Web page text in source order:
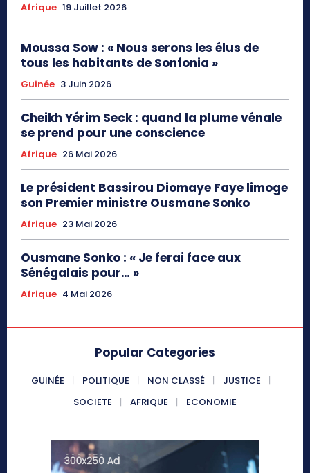
Afrique 19 Juillet 2026
Moussa Sow : « Nous serons les élus de
tous les habitants de Sonfonia »
Guinée 3 Juin 2026
Cheikh Yérim Seck : quand la plume vénale
se prend pour une conscience
Afrique 26 Mai 2026
Le président Bassirou Diomaye Faye limoge
son Premier ministre Ousmane Sonko
Afrique 23 Mai 2026
Ousmane Sonko : « Je ferai face aux
Sénégalais pour… »
Afrique 4 Mai 2026
Popular Categories
GUINÉE POLITIQUE NON CLASSÉ
JUSTICE
SOCIETE
AFRIQUE ECONOMIE